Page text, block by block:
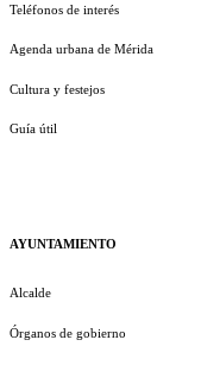
Teléfonos de interés
Agenda urbana de Mérida
Cultura y festejos
Guía útil
AYUNTAMIENTO
Alcalde
Órganos de gobierno